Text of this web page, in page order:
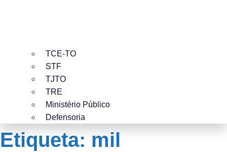
TCE-TO
STF
TJTO
TRE
Ministério Público
Defensoria
Etiqueta: mil